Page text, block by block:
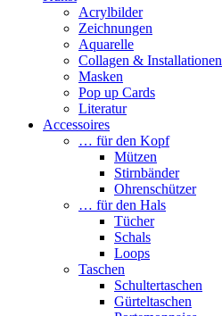
Acrylbilder
Zeichnungen
Aquarelle
Collagen & Installationen
Masken
Pop up Cards
Literatur
Accessoires
… für den Kopf
Mützen
Stirnbänder
Ohrenschützer
… für den Hals
Tücher
Schals
Loops
Taschen
Schultertaschen
Gürteltaschen